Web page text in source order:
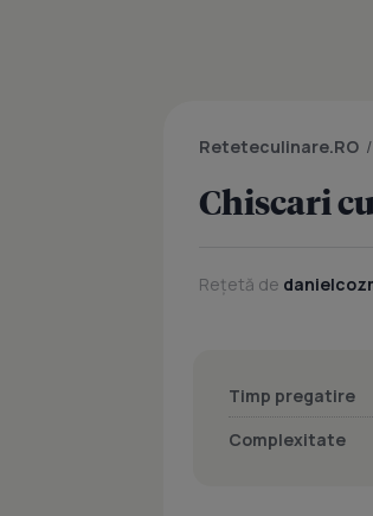
Reteteculinare.RO /
Chiscari
Rețetă de
Timp pregatire
Complexitate